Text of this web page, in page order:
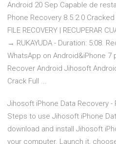
Android 20 Sep Capable de
Phone Recovery 8.5.2.0
FILE RECOVERY | RECUPERAR
→ RUKAYUDA - Duration: 5:08.
WhatsApp on Android&iPhone 7
Recover Android Jihosoft
Crack Full ...
Jihosoft iPhone Data Recovery
Steps to use Jihosoft iPhone
download and install Jihosoft
your computer. Launch it,